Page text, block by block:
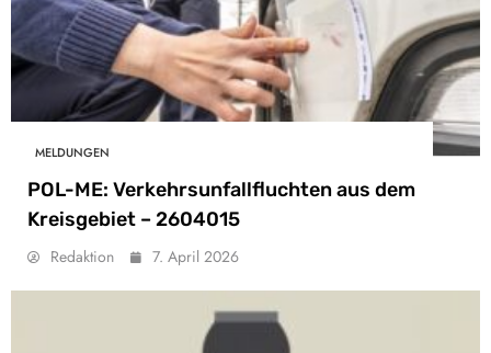
MELDUNGEN
POL-ME: Verkehrsunfallfluchten aus dem
Kreisgebiet – 2604015
Redaktion 7. April 2026